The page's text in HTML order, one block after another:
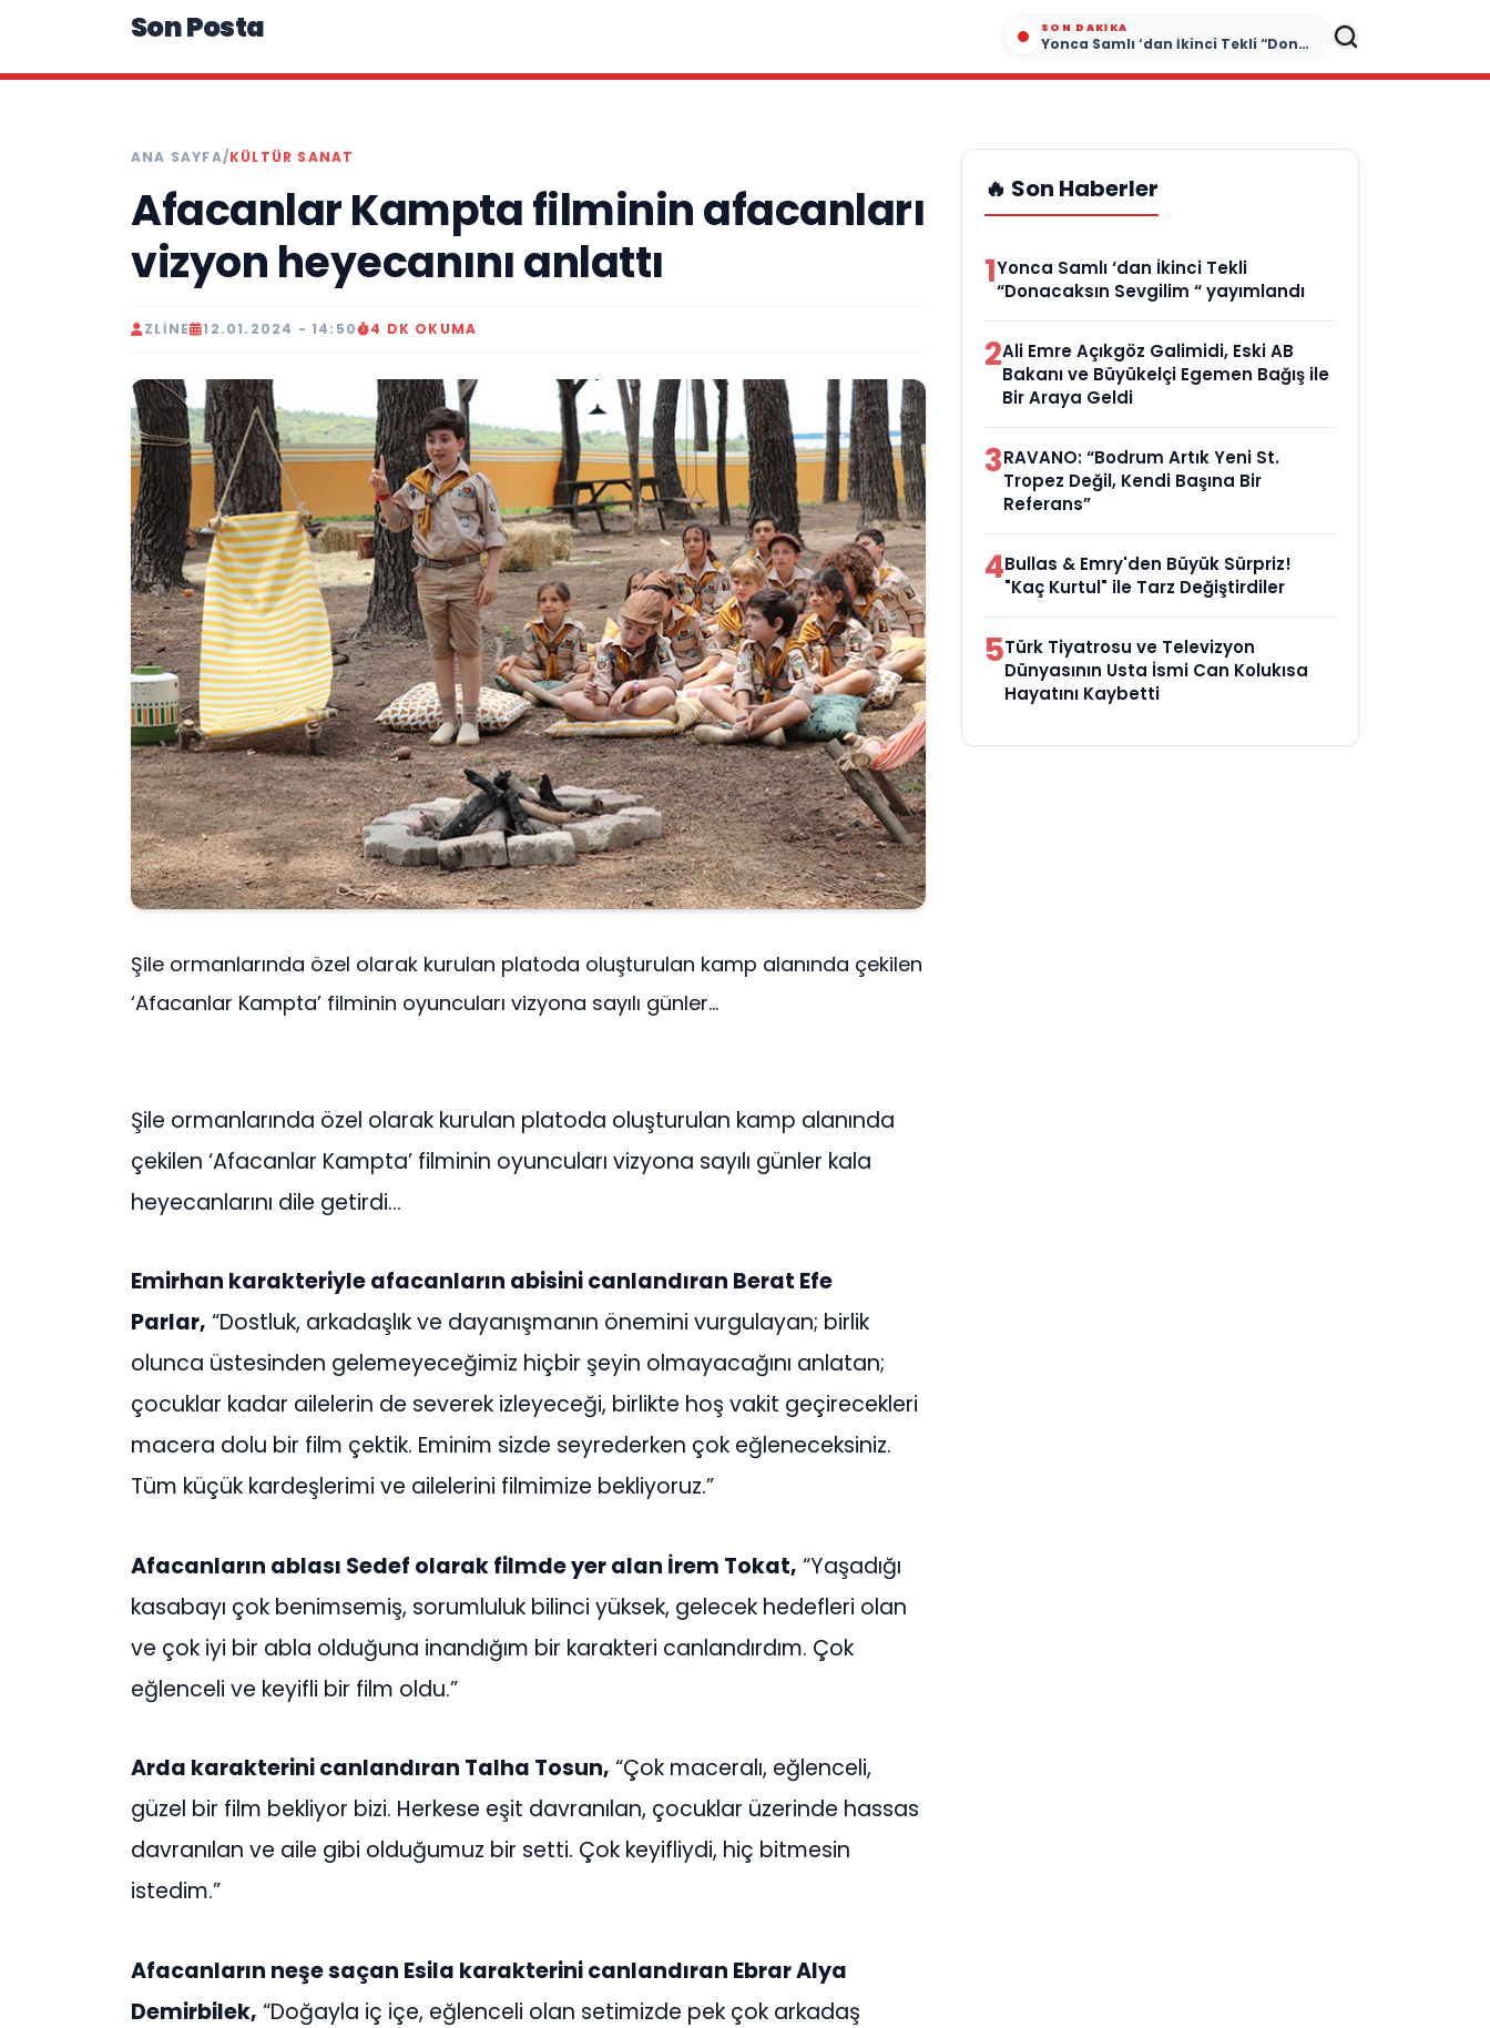
Son Posta SON DAKIKA
Yonca Samlı ‘dan İkinci Tekli “Donacaksın Sevgilim “ yayımlandı
ANA SAYFA/KÜLTÜR SANAT
Afacanlar Kampta filminin afacanları
vizyon heyecanını anlattı
ZLINE 12.01.2024 - 14:50 4 DK OKUMA
Şile ormanlarında özel olarak kurulan platoda oluşturulan kamp alanında çekilen
‘Afacanlar Kampta’ filminin oyuncuları vizyona sayılı günler...
Şile ormanlarında özel olarak kurulan platoda oluşturulan kamp alanında
çekilen ‘Afacanlar Kampta’ filminin oyuncuları vizyona sayılı günler kala
heyecanlarını dile getirdi…
Emirhan karakteriyle afacanların abisini canlandıran Berat Efe
Parlar, “Dostluk, arkadaşlık ve dayanışmanın önemini vurgulayan; birlik
olunca üstesinden gelemeyeceğimiz hiçbir şeyin olmayacağını anlatan;
çocuklar kadar ailelerin de severek izleyeceği, birlikte hoş vakit geçirecekleri
macera dolu bir film çektik. Eminim sizde seyrederken çok eğleneceksiniz.
Tüm küçük kardeşlerimi ve ailelerini filmimize bekliyoruz.”
Afacanların ablası Sedef olarak filmde yer alan İrem Tokat, “Yaşadığı
kasabayı çok benimsemiş, sorumluluk bilinci yüksek, gelecek hedefleri olan
ve çok iyi bir abla olduğuna inandığım bir karakteri canlandırdım. Çok
eğlenceli ve keyifli bir film oldu.”
Arda karakterini canlandıran Talha Tosun, “Çok maceralı, eğlenceli,
güzel bir film bekliyor bizi. Herkese eşit davranılan, çocuklar üzerinde hassas
davranılan ve aile gibi olduğumuz bir setti. Çok keyifliydi, hiç bitmesin
istedim.”
Afacanların neşe saçan Esila karakterini canlandıran Ebrar Alya
Demirbilek, “Doğayla iç içe, eğlenceli olan setimizde pek çok arkadaş
🔥 Son Haberler
1Yonca Samlı ‘dan İkinci Tekli
“Donacaksın Sevgilim “ yayımlandı
2Ali Emre Açıkgöz Galimidi, Eski AB
Bakanı ve Büyükelçi Egemen Bağış ile
Bir Araya Geldi
3RAVANO: “Bodrum Artık Yeni St.
Tropez Değil, Kendi Başına Bir
Referans”
4Bullas & Emry'den Büyük Sürpriz!
"Kaç Kurtul" ile Tarz Değiştirdiler
5Türk Tiyatrosu ve Televizyon
Dünyasının Usta İsmi Can Kolukısa
Hayatını Kaybetti